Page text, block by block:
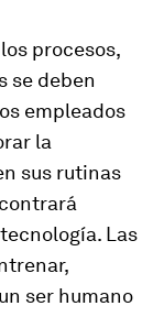
procesos,
se deben
empleados
la
sus rutinas
Las
ser humano